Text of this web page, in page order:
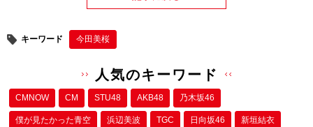
キーワード 今田美桜
人気のキーワード
CMNOW CM STU48 AKB48 乃木坂46
僕が⾒たかった⻘空 浜辺美波 TGC 日向坂46 新垣結衣